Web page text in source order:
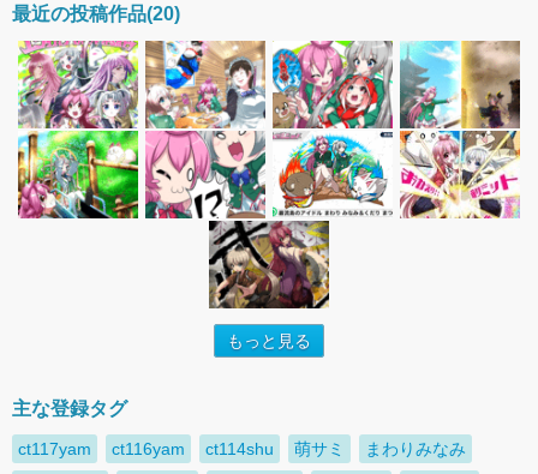
最近の投稿作品(20)
もっと見る
主な登録タグ
ct117yam ct116yam ct114shu 萌サミ
まわりみなみ